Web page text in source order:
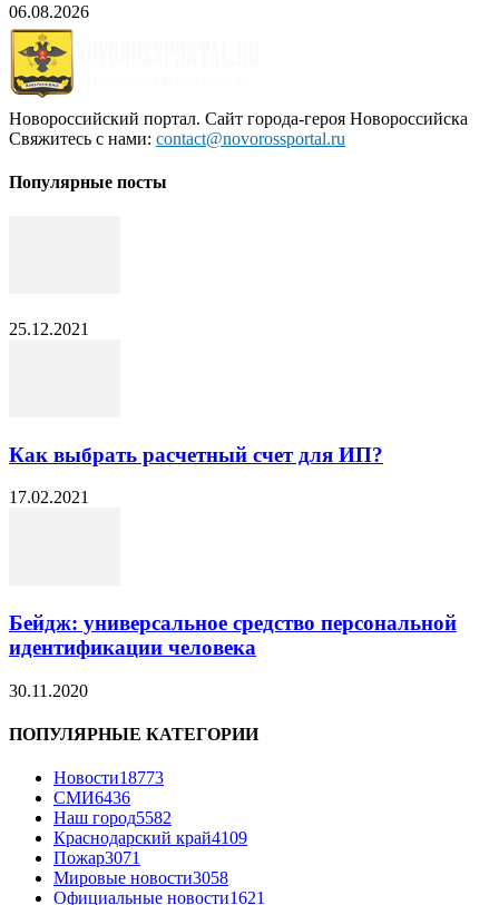
06.08.2026
Новороссийский портал. Сайт города-героя Новороссийска
Свяжитесь с нами: contact@novorossportal.ru
Популярные посты
25.12.2021
Как выбрать расчетный счет для ИП?
17.02.2021
Бейдж: универсальное средство персональной
идентификации человека
30.11.2020
ПОПУЛЯРНЫЕ КАТЕГОРИИ
Новости18773
СМИ6436
Наш город5582
Краснодарский край4109
Пожар3071
Мировые новости3058
Официальные новости1621